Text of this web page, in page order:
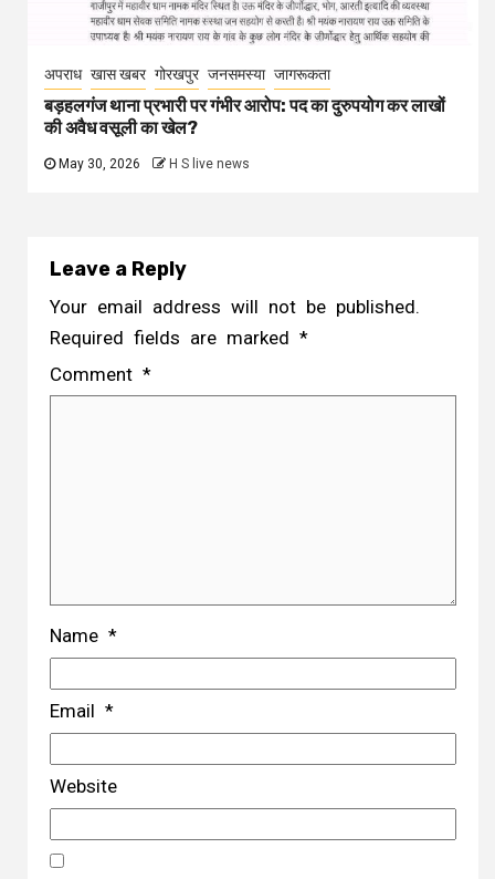
अपराध खास खबर गोरखपुर जनसमस्या जागरूकता
बड़हलगंज थाना प्रभारी पर गंभीर आरोप: पद का दुरुपयोग कर लाखों
की अवैध वसूली का खेल?
May 30, 2026 H S live news
Leave a Reply
Your email address will not be published.
Required fields are marked *
Comment *
Name *
Email *
Website